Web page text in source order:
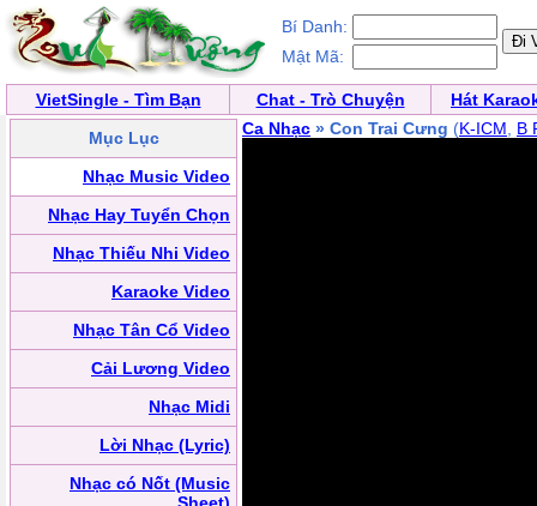
Bí Danh:
Mật Mã:
VietSingle - Tìm Bạn Chat - Trò Chuyện
Hát
Mục Lục
Nhạc Music Video
Nhạc Hay Tuyển Chọn
Nhạc Thiếu Nhi Video
Karaoke Video
Nhạc Tân Cổ Video
Cải Lương Video
Nhạc Midi
Lời Nhạc (Lyric)
Nhạc có Nốt (Music
Ca Nhạc » Con Trai Cưng (K-ICM B